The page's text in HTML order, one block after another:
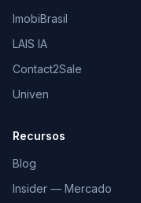
ImobiBrasil
LAIS IA
Contact2Sale
Univen
Recursos
Blog
Insider — Mercado